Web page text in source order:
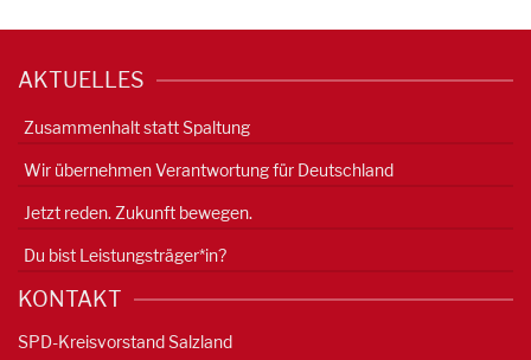
AKTUELLES
Zusammenhalt statt Spaltung
Wir übernehmen Verantwortung für Deutschland
Jetzt reden. Zukunft bewegen.
Du bist Leistungsträger*in?
KONTAKT
SPD-Kreisvorstand Salzland